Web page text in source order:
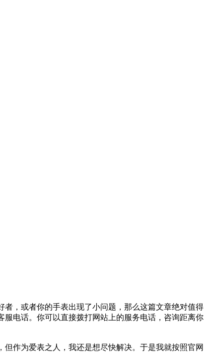
，或者你的手表出现了小问题，那么这篇文章绝对值得
电话。你可以直接拨打网站上的服务电话，咨询距离你
作为爱表之人，我还是想尽快解决。于是我就按照官网